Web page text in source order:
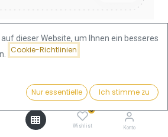
1.315,64€ Kaufen
0
Wishlist Konto
1/4oz Goldmünze
dieser Website, um Ihnen ein besseres
Cookie-Richtlinien
Nur essentielle Ich stimme zu